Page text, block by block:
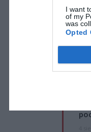
I want
of my
was
Opted